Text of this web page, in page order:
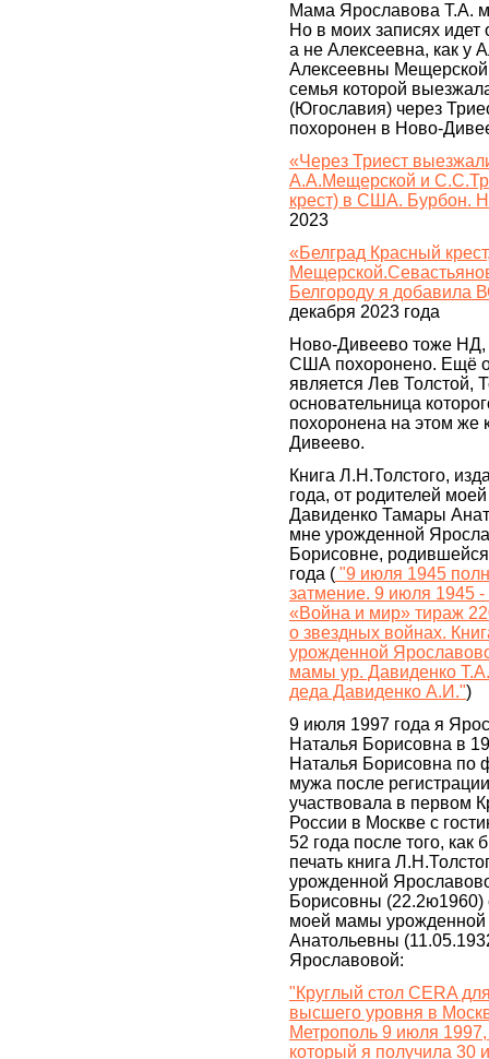
Мама Ярославова Т.А.
Но в моих записях идет
а не Алексеевна, как у
Алексеевны
семья которой
(Югославия) через
похоронен в Ново-
«Через Триест
А.А.Мещерской и
крест) в США. Бурбон.
2023
«Белград Красный
Белгороду я добавила
декабря 2023 года
Ново-Дивеево тоже НД,
США похоронено. Ещё
является Лев Толстой,
основательница
похоронена на этом же
Дивеево.
Книга Л.Н.Толстого,
года, от родителей
Давиденко Тамары
мне урожденной
Борисовне,
года ( "9 июля 1945
затмение. 9 июля 1945 -
«Война и мир» тираж
о звездных войнах.
урожденной
мамы ур. Давиденко
деда Давиденко А.И.")
9 июля 1997 года я
Наталья Борисовна в
Наталья Борисовна по
мужа после
участвовала в первом
России в Москве с
52 года после того, как
печать книга
урожденной
Борисовны (22.2ю1960)
моей мамы
Анатольевны
Ярославовой:
"Круглый стол CERA
высшего уровня в
Метрополь 9 июля
который я получила 30